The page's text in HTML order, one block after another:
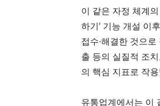
이 같은 자정 체계
하기’ 기능 개설 이
접수·해결한 것으
출 등의 실질적 조
의 핵심 지표로 작
유통업계에서는 이